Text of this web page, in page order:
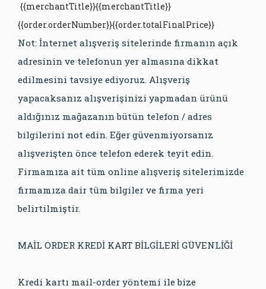
{{merchantTitle}}{{merchantTitle}}
{{order.orderNumber}}{{order.totalFinalPrice}}
Not: İnternet alışveriş sitelerinde firmanın açık
adresinin ve telefonun yer almasına dikkat
edilmesini tavsiye ediyoruz. Alışveriş
yapacaksanız alışverişinizi yapmadan ürünü
aldığınız mağazanın bütün telefon / adres
bilgilerini not edin. Eğer güvenmiyorsanız
alışverişten önce telefon ederek teyit edin.
Firmamıza ait tüm online alışveriş sitelerimizde
firmamıza dair tüm bilgiler ve firma yeri
belirtilmiştir.
MAİL ORDER KREDİ KART BİLGİLERİ GÜVENLİĞİ
Kredi kartı mail-order yöntemi ile bize